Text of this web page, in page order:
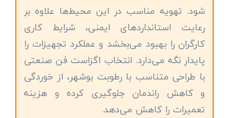
شود. تهویه مناسب در این محیط‌ها علاوه بر
رعایت استانداردهای ایمنی، شرایط کاری
کارگران را بهبود می‌بخشد و عملکرد تجهیزات را
پایدار نگه می‌دارد. انتخاب اگزاست فن صنعتی
با طراحی متناسب با رطوبت بوشهر، از خوردگی
و کاهش راندمان جلوگیری کرده و هزینه
تعمیرات را کاهش می‌دهد.